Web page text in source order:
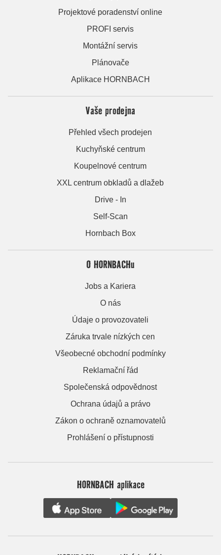
Projektové poradenství online
PROFI servis
Montážní servis
Plánovače
Aplikace HORNBACH
Vaše prodejna
Přehled všech prodejen
Kuchyňské centrum
Koupelnové centrum
XXL centrum obkladů a dlažeb
Drive - In
Self-Scan
Hornbach Box
O HORNBACHu
Jobs a Kariera
O nás
Údaje o provozovateli
Záruka trvale nízkých cen
Všeobecné obchodní podmínky
Reklamační řád
Společenská odpovědnost
Ochrana údajů a právo
Zákon o ochraně oznamovatelů
Prohlášení o přístupnosti
HORNBACH aplikace